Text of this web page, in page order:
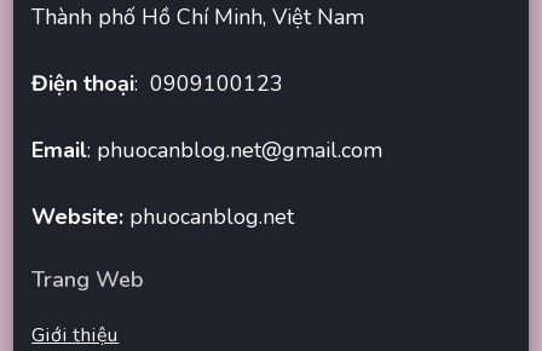
Thành phố Hồ Chí Minh, Việt Nam
Điện thoại: 0909100123
Email: phuocanblog.net@gmail.com
Website: phuocanblog.net
Trang Web
Giới thiệu